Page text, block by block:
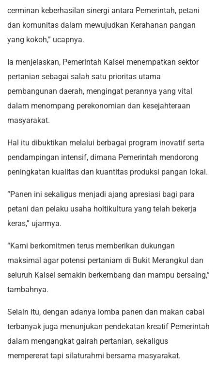
cerminan keberhasilan sinergi antara Pemerintah, petani
dan komunitas dalam mewujudkan Kerahanan pangan
yang kokoh,” ucapnya.
Ia menjelaskan, Pemerintah Kalsel menempatkan sektor
pertanian sebagai salah satu prioritas utama
pembangunan daerah, mengingat perannya yang vital
dalam menompang perekonomian dan kesejahteraan
masyarakat.
Hal itu dibuktikan melalui berbagai program inovatif serta
pendampingan intensif, dimana Pemerintah mendorong
peningkatan kualitas dan kuantitas produksi pangan lokal.
“Panen ini sekaligus menjadi ajang apresiasi bagi para
petani dan pelaku usaha holtikultura yang telah bekerja
keras,” ujarmya.
“Kami berkomitmen terus memberikan dukungan
maksimal agar potensi pertaniam di Bukit Merangkul dan
seluruh Kalsel semakin berkembang dan mampu bersaing,”
tambahnya.
Selain itu, dengan adanya lomba panen dan makan cabai
terbanyak juga menunjukan pendekatan kreatif Pemerintah
dalam mengangkat gairah pertanian, sekaligus
mempererat tapi silaturahmi bersama masyarakat.